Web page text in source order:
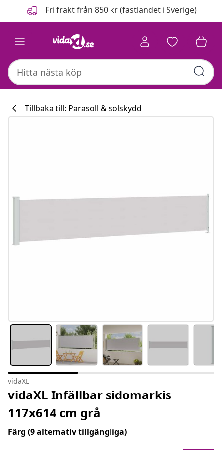
FöregåendeFri frakt från 850 kr (fastlandet i Sverige)
Tillbaka till: Parasoll & solskydd
vidaXL
vidaXL Infällbar sidomarkis
117x614 cm grå
Färg (9 alternativ tillgängliga)